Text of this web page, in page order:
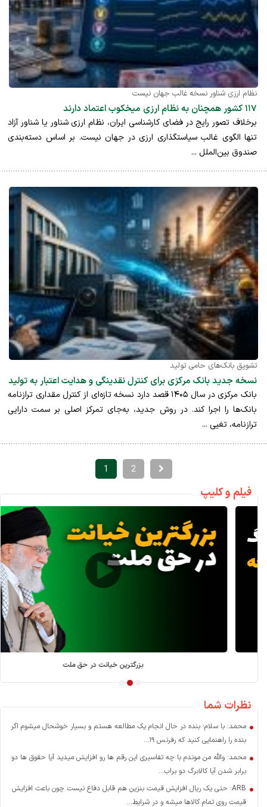
نظام ارزی شناور نسخه غالب جهان نیست
۱۱۷ کشور همچنان به نظام ارزی میخکوب اعتماد دارند
برخلاف تصور رایج در فضای کارشناسی ایران، نظام ارزی شناور یا شناور آزاد
تنها الگوی غالب سیاستگذاری ارزی در جهان نیست. بر اساس دسته‌بندی
صندوق بین‌الملل ...
تشویق بانک‌های حامی تولید
نسخه جدید بانک مرکزی برای کنترل نقدینگی و هدایت اعتبار به تولید
بانک مرکزی در سال ۱۴۰۵ قصد دارد نسخه تازه‌ای از کنترل مقداری ترازنامه
بانک‌ها را اجرا کند. در روش جدید، به‌جای تمرکز اصلی بر سمت دارایی
ترازنامه، تغیی ...
1 2
فیلم و کلیپ
بازسازی بعد از جنگ؛ کارویژه بانک توسعه
نظرات شما
محمد: با سلام؛ بنده در حال انجام یک مطالعه هستم و بسیار خوشحال میشوم اگر
بنده را راهنمایی کنید که رفرنس ۱۹...
محمد: والله من موندم با چه تفاسیری این رقم ها رو افزایش میدید آیا حقوق ها دو
برابر شدن آیا کالابرگ دو براب...
ARB: حتی یک ریال افزایش قیمت بنزین هم قابل دفاع نیست چون باعث افزایش
قیمت روی تمام کالاها میشه و در شرایط...